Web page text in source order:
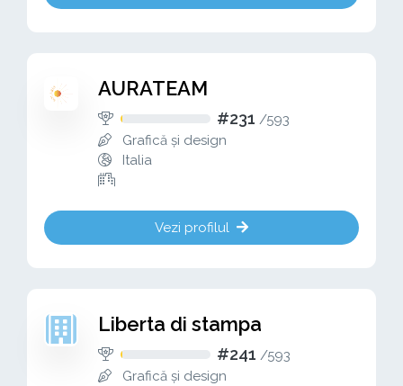
AURATEAM
#231 /593
Grafică și design
Italia
Vezi profilul
Liberta di stampa
#241 /593
Grafică și design